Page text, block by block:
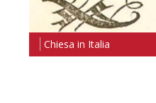
Chiesa in Italia